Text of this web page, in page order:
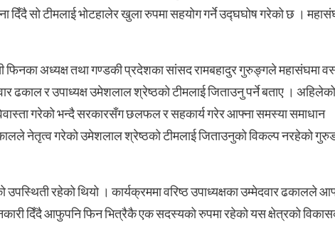
सो टीमलाई भोटहालेर खुला रुपमा सहयोग गर्ने उद्घघोष गरेको छ ।
फिनका अध्यक्ष तथा गण्डकी प्रदेशका सांसद रामबहादुर गुरुङ्गले महासंघमा
ढकाल र उपाध्यक्ष उमेशलाल श्रेष्ठको टीमलाई जिताउनु पर्ने बताए । अहिलेको
गरेको भन्दै सरकारसँग छलफल र सहकार्य गरेर आफ्ना समस्या समाधान
ढकालले नेतृत्व गरेको उमेशलाल श्रेष्ठको टीमलाई जिताउनुको विकल्प नरहेको
रहेको थियो । कार्यक्रममा वरिष्ठ उपाध्यक्षका उम्मेदवार ढकालले
दिँदै आफुपनि फिन भित्रैकै एक सदस्यको रुपमा रहेको यस क्षेत्रको